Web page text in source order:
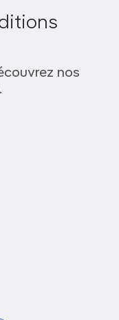
nos